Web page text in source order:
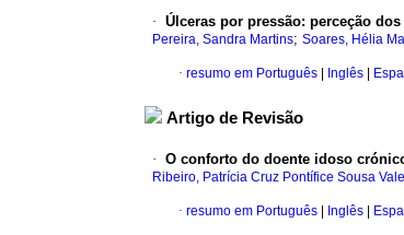
· Úlceras por pressão: perceção
Pereira, Sandra Martins; Soares, Hélia
· resumo em Português Inglês
Artigo de Revisão
· O conforto do doente idoso
Ribeiro, Patrícia Cruz Pontífice Sousa
· resumo em Português Inglês